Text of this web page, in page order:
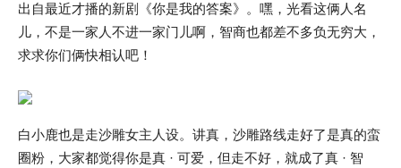
出自最近才播的新剧《你是我的答案》。嘿，光看这俩人名
儿，不是一家人不进一家门儿啊，智商也都差不多负无穷大，
求求你们俩快相认吧！
白小鹿也是走沙雕女主人设。讲真，沙雕路线走好了是真的蛮
圈粉，大家都觉得你是真 · 可爱，但走不好，就成了真 · 智